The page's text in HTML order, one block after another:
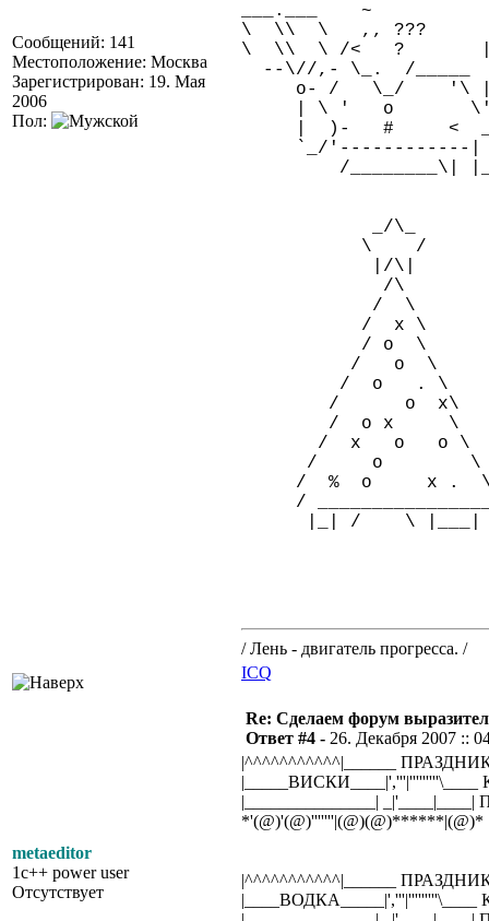
Сообщений: 141
Местоположение: Москва
Зарегистрирован: 19. Мая
2006
Пол:
___.___ ~
\ \\ \ ,,
\ \\ \ /< ? |
--\//,- \_. /
o- / \_/ '\ |
| \ ' o
| )- # < ___/
`_/
/________\|
_/\_
\ /
|/\|
/\
/ \
/ x \
/ o \
/ o \
/ o . \
/ o x\
/ o x \
/ x o o \
/ o \
/ % o x .
/
|_| / \ |___|
/ Лень - двигатель прогресса. /
ICQ
metaeditor
1c++ power user
Отсутствует
Re: Сделаем форум
Ответ #4 - 26. Декабря 2007 ::
|^^^^^^^^^^^|______
|_______________|
*'(@)'(@)'''''''|(@)(@)******|(@)*
|^^^^^^^^^^^|______